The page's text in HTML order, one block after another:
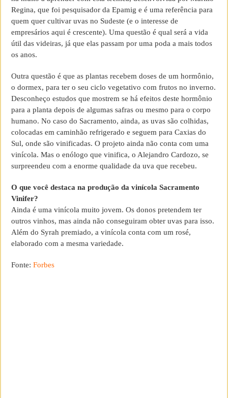
Regina, que foi pesquisador da Epamig e é uma referência para
quem quer cultivar uvas no Sudeste (e o interesse de
empresários aqui é crescente). Uma questão é qual será a vida
útil das videiras, já que elas passam por uma poda a mais todos
os anos.
Outra questão é que as plantas recebem doses de um hormônio,
o dormex, para ter o seu ciclo vegetativo com frutos no inverno.
Desconheço estudos que mostrem se há efeitos deste hormônio
para a planta depois de algumas safras ou mesmo para o corpo
humano. No caso do Sacramento, ainda, as uvas são colhidas,
colocadas em caminhão refrigerado e seguem para Caxias do
Sul, onde são vinificadas. O projeto ainda não conta com uma
vinícola. Mas o enólogo que vinifica, o Alejandro Cardozo, se
surpreendeu com a enorme qualidade da uva que recebeu.
O que você destaca na produção da vinícola Sacramento
Vinifer?
Ainda é uma vinícola muito jovem. Os donos pretendem ter
outros vinhos, mas ainda não conseguiram obter uvas para isso.
Além do Syrah premiado, a vinícola conta com um rosé,
elaborado com a mesma variedade.
Fonte:Forbes